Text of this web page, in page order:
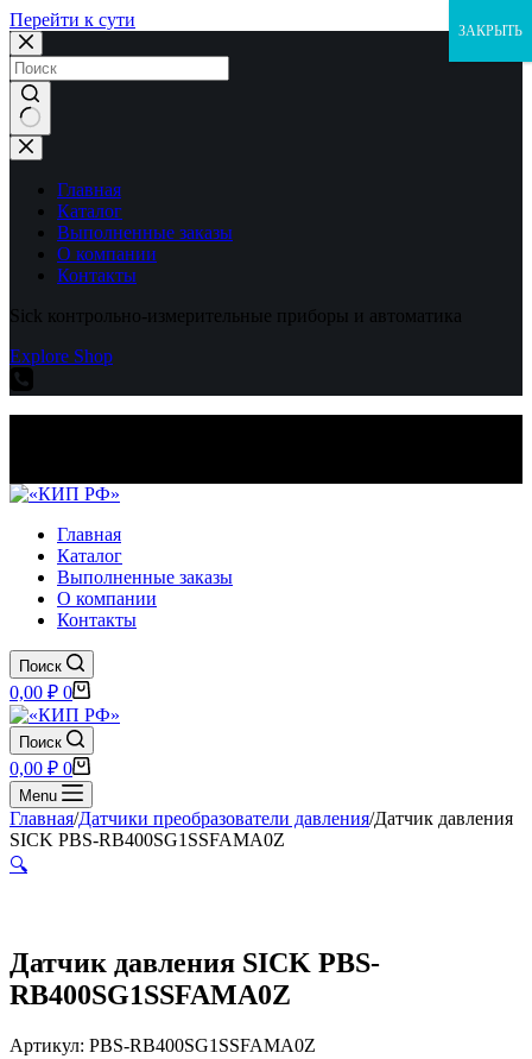
Перейти к сути
Ничего
не
найденоГлавная
Каталог
Выполненные заказы
О компании
Контакты
Sick контрольно-измерительные приборы и автоматика
Explore Shop
Главная
Каталог
Выполненные заказы
О компании
Контакты
Поиск
Корзина
0,00 ₽ 0
Поиск
Корзина
0,00 ₽ 0
Menu
Главная/Датчики преобразователи давления/Датчик давления
SICK PBS-RB400SG1SSFAMA0Z
🔍
Датчик давления SICK PBS-
RB400SG1SSFAMA0Z
Артикул: PBS-RB400SG1SSFAMA0Z
ЗАКРЫТЬ